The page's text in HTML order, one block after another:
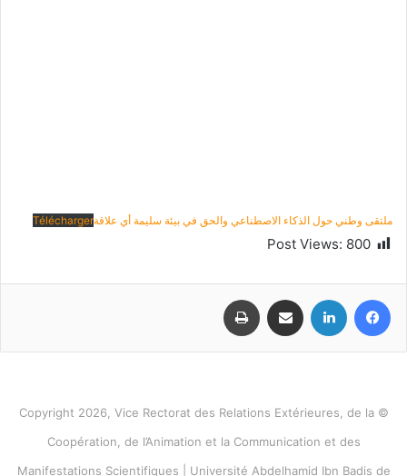
ملتقى وطني حول الذكاء الاصطناعي والحق في بيئة سليمة أي علاقةTélécharger
Post Views: 800
فيسبوك لينكدإن مشاركة عبر البريد
© Copyright 2026, Vice Rectorat des Relations Extérieures, de la
Coopération, de l’Animation et la Communication et des
Manifestations Scientifiques | Université Abdelhamid Ibn Badis de